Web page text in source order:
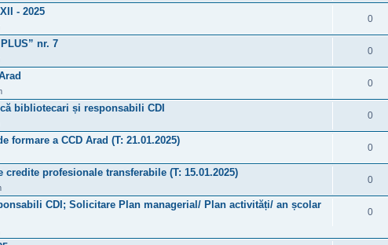
- 2025
0
nr. 7
0
0
bibliotecari și responsabili CDI
0
formare a CCD Arad (T: 21.01.2025)
0
profesionale transferabile (T: 15.01.2025)
0
CDI; Solicitare Plan managerial/ Plan activități/ an școlar
0